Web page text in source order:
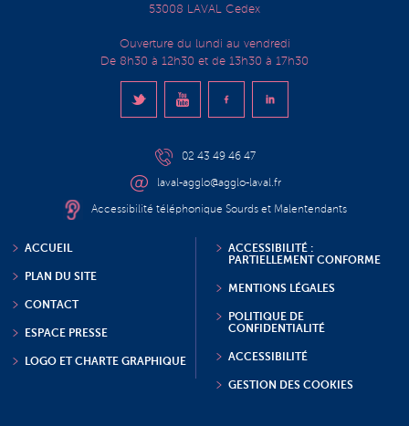
53008 LAVAL Cedex
Ouverture du lundi au vendredi
De 8h30 à 12h30 et de 13h30 à 17h30
02 43 49 46 47
laval-agglo@agglo-laval.fr
Accessibilité téléphonique Sourds et Malentendants
ACCUEIL
PLAN DU SITE
CONTACT
ESPACE PRESSE
LOGO ET CHARTE GRAPHIQUE
ACCESSIBILITÉ :
PARTIELLEMENT CONFORME
MENTIONS LÉGALES
POLITIQUE DE
CONFIDENTIALITÉ
ACCESSIBILITÉ
GESTION DES COOKIES